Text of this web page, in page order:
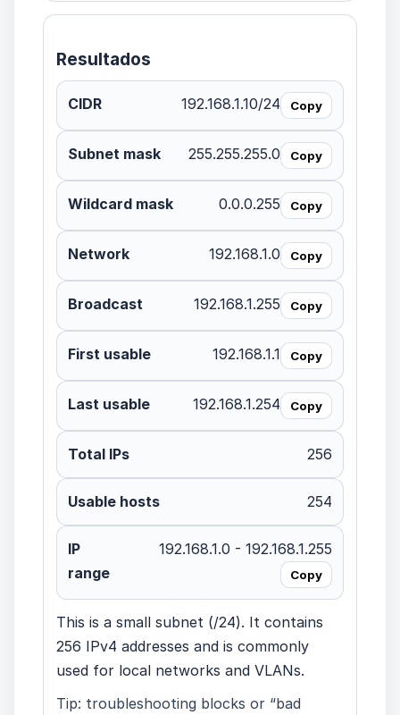
Resultados
CIDR 192.168.1.10/24 Copy
Subnet mask 255.255.255.0 Copy
Wildcard mask 0.0.0.255 Copy
Network 192.168.1.0 Copy
Broadcast 192.168.1.255 Copy
First usable 192.168.1.1 Copy
Last usable 192.168.1.254 Copy
Total IPs 256
Usable hosts 254
IP
range
192.168.1.0 - 192.168.1.255
Copy
This is a small subnet (/24). It contains
256 IPv4 addresses and is commonly
used for local networks and VLANs.
Tip: troubleshooting blocks or “bad